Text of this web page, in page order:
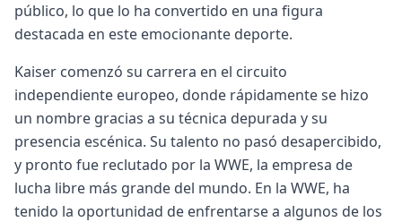
público, lo que lo ha convertido en una figura
destacada en este emocionante deporte.
Kaiser comenzó su carrera en el circuito
independiente europeo, donde rápidamente se hizo
un nombre gracias a su técnica depurada y su
presencia escénica. Su talento no pasó desapercibido,
y pronto fue reclutado por la WWE, la empresa de
lucha libre más grande del mundo. En la WWE, ha
tenido la oportunidad de enfrentarse a algunos de los